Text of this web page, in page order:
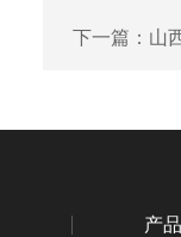
下一篇： 山
产